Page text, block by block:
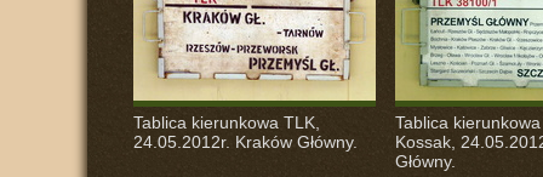
Tablica kierunkowa TLK,
24.05.2012r. Kraków Główny.
Tablica
Kossak,
Główny.